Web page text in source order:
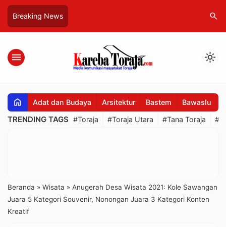
Breaking News search
menu light_mode
home Adat dan Budaya Arsitektur Bastem Bawaslu
TRENDING TAGS #Toraja #Toraja Utara #Tana Toraja
Beranda » Wisata » Anugerah Desa Wisata 2021: Kole Sawangan
Juara 5 Kategori Souvenir, Nonongan Juara 3 Kategori Konten
Kreatif